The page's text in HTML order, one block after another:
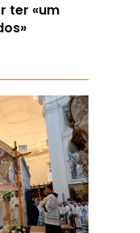
ter «um